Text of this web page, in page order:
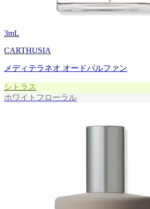
3mL
CARTHUSIA
メディテラネオ オードパルファン
シトラス
ホワイトフローラル